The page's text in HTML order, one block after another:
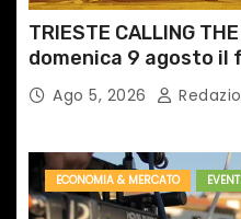
TRIESTE CALLING
domenica 9 agosto
dedicato a
Ago 5, 2026
ECONOMIA & MERCATO